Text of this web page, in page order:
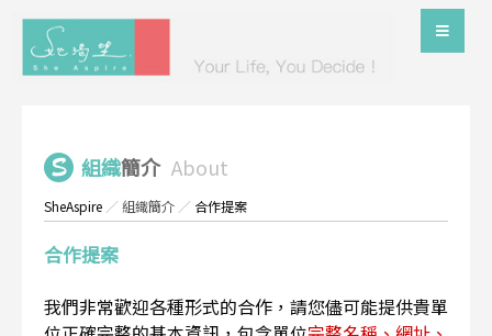
組織簡介 About
SheAspire ／組織簡介 ／ 合作提案
合作提案
我們非常歡迎各種形式的合作，請您儘可能提供貴單